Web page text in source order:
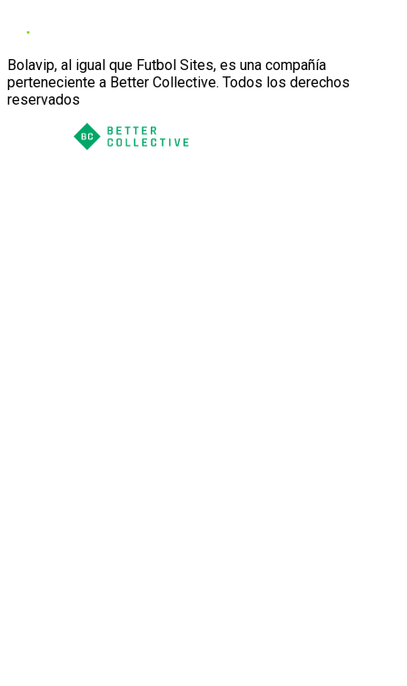
Bolavip, al igual que Futbol Sites, es una compañía
perteneciente a Better Collective. Todos los derechos
reservados